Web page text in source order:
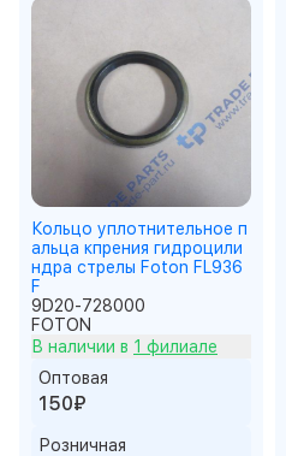
Кольцо уплотнительное п
альца кпрения гидроцили
ндра стрелы Foton FL936
F
9D20-728000
FOTON
В наличии в 1 филиале
Оптовая
150₽
Розничная